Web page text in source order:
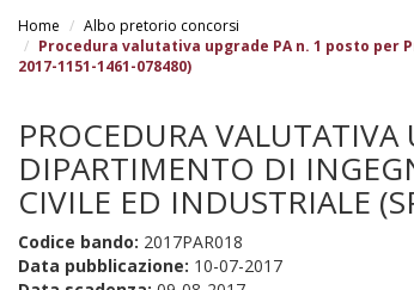
contenuto
principale
Home
Albo pretorio concorsi
Procedura valutativa upgrade PA n. 1 posto per
2017-1151-1461-078480)
PROCEDURA
DIPARTIMENTO DI
CIVILE ED INDUSTRIALE
Codice bando: 2017PAR018
Data pubblicazione: 10-07-2017